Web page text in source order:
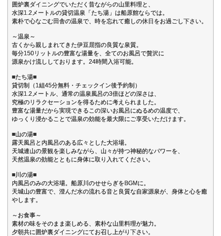
囲炉裏ダイニングでいただく昔ながらの山里料理と、
水深1.2メートルの貸切温泉「たち湯」は船原館ならでは。
素朴で心なごむ田舎の温泉で、時を忘れて癒しの休日をお過ごし下さい。
～温泉～
古くから親しまれてきた伊豆屈指の良質な泉質。
毎分150リットルの豊富な湯量を、全てのお風呂で贅沢に
源泉かけ流ししております。24時間入浴可能。
■たち湯■
貸切制（1組45分無料・チェックイン後予約制）
水深1.2メートル、通常の温泉風呂の3倍ほどの深さは、
究極のリラクセーションを得るために考えられました。
豊富な湯量だから実現できるこの深いお風呂にぬるめの温度で、
ゆっくり浸かることで温泉の効能を最大限にご享受いただけます。
■山の湯■
露天風呂と内風呂のある広々とした大浴場。
天城連山の景観を楽しみながら、山々が持つ神秘的なパワーを、
天然温泉の効能とともに身体に取り入れてください。
■川の湯■
内風呂のみの大浴場。船原川のせせらぎをBGMに。
天城山の豊富で、澄んだ水の流れる音と良質な自家源泉が、身体と心を癒
やします。
～お食事～
素材の味をそのまま楽しめる、素朴な山里料理が魅力。
夕朝共に囲炉裏ダイニングにてお召し上がり下さい。